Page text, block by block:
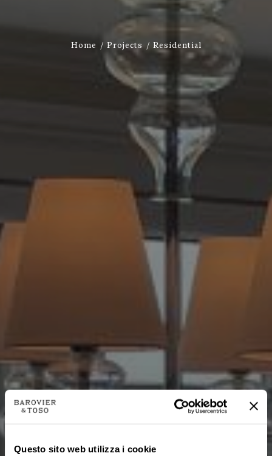
Questo sito web utilizza i cookie
Home Projects Residential